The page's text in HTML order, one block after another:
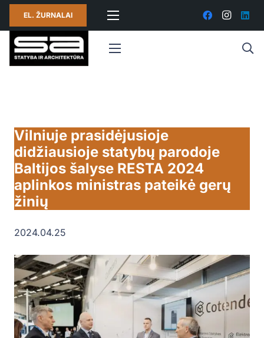
EL. ŽURNALAI
Vilniuje prasidėjusioje
didžiausioje statybų parodoje
Baltijos šalyse RESTA 2024
aplinkos ministras pateikė gerų
žinių
2024.04.25